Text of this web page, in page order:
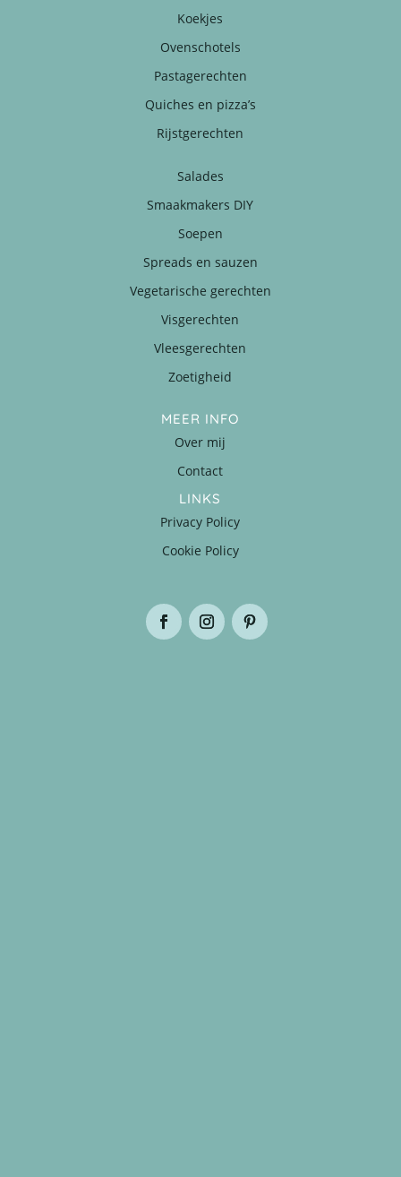
Koekjes
Ovenschotels
Pastagerechten
Quiches en pizza’s
Rijstgerechten
Salades
Smaakmakers DIY
Soepen
Spreads en sauzen
Vegetarische gerechten
Visgerechten
Vleesgerechten
Zoetigheid
MEER INFO
Over mij
Contact
LINKS
Privacy Policy
Cookie Policy